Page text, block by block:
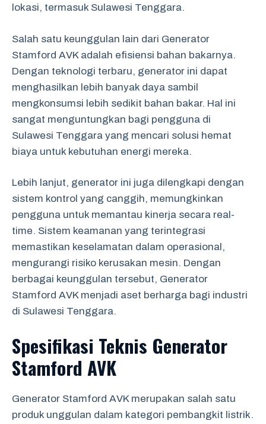
lokasi, termasuk Sulawesi Tenggara.
Salah satu keunggulan lain dari Generator
Stamford AVK adalah efisiensi bahan bakarnya.
Dengan teknologi terbaru, generator ini dapat
menghasilkan lebih banyak daya sambil
mengkonsumsi lebih sedikit bahan bakar. Hal ini
sangat menguntungkan bagi pengguna di
Sulawesi Tenggara yang mencari solusi hemat
biaya untuk kebutuhan energi mereka.
Lebih lanjut, generator ini juga dilengkapi dengan
sistem kontrol yang canggih, memungkinkan
pengguna untuk memantau kinerja secara real-
time. Sistem keamanan yang terintegrasi
memastikan keselamatan dalam operasional,
mengurangi risiko kerusakan mesin. Dengan
berbagai keunggulan tersebut, Generator
Stamford AVK menjadi aset berharga bagi industri
di Sulawesi Tenggara.
Spesifikasi Teknis Generator
Stamford AVK
Generator Stamford AVK merupakan salah satu
produk unggulan dalam kategori pembangkit listrik.